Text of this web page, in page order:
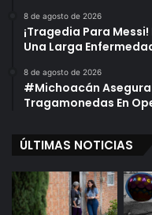
8 de agosto de 2026
¡Tragedia Para
Una Larga
8 de agosto de 2026
#Michoacán
Tragamonedas En
ÚLTIMAS NOTICIAS